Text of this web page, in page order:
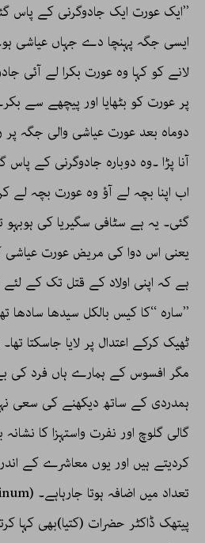
’’ایک عورت ایک جادوگرنی کے پاس
ایسی جگہ پہنچا دے جہاں عیاشی
لانے کو کہا وہ عورت بکرا لے آئی
پر عورت کو بٹھایا اور پیچھے سے
دوماہ بعد عورت عیاشی والی جگہ پر
آنا پڑا ۔وہ دوبارہ جادوگرنی کے
اب اپنا بچہ لے آؤ وہ عورت بچہ لے
گئی۔ یہ ہے سٹافی سگیریا کی ہوبہو
یعنی اس دوا کی مریض عورت عیاشی
ہے کہ اپنی اولاد کے قتل تک کے لئے
’’سارہ ‘‘کا کیس بالکل سیدھا
ٹھیک کرکے اعتدال پر لایا جاسکتا
مگر افسوس کے ہمارے ہاں فرد کی
ہمدردی کے ساتھ دیکھنے کی سعی
گالی گلوچ اور نفرت واستہزا کا
کردیتے ہیں اور یوں معاشرے کے
پیتھک ڈاکٹر حضرات (کتیا)بھی کہا